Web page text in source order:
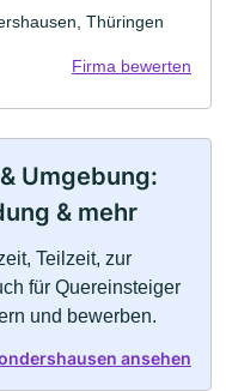
Thüringen
Firma bewerten
Umgebung:
& mehr
Teilzeit, zur
für Quereinsteiger
und bewerben.
ansehen